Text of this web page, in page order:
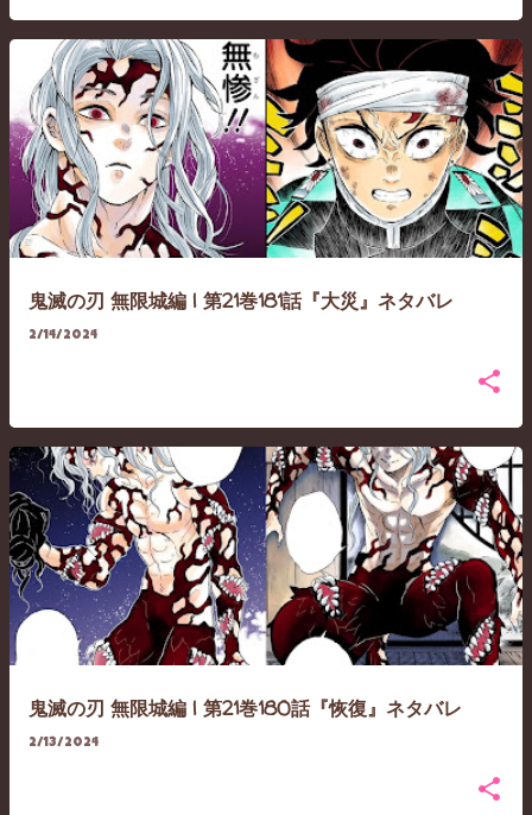
鬼滅の刃 無限城編 | 第21巻181話『大災』ネタバレ
2/14/2024
鬼滅の刃 無限城編 | 第21巻180話『恢復』ネタバレ
2/13/2024